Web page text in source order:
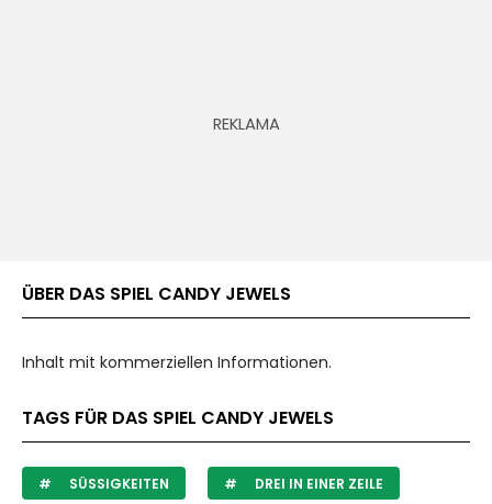
ÜBER DAS SPIEL CANDY JEWELS
Inhalt mit kommerziellen Informationen.
TAGS FÜR DAS SPIEL CANDY JEWELS
SÜSSIGKEITEN DREI IN EINER ZEILE